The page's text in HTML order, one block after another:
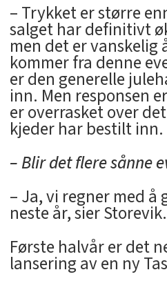
– Trykket er større
salget har definitivt
men det er vanskelig
kommer fra denne
er den generelle
inn. Men responsen
er overrasket over
kjeder har bestilt inn.
– Blir det flere sånne
– Ja, vi regner med
neste år, sier Storevik.
Første halvår er det
lansering av en ny